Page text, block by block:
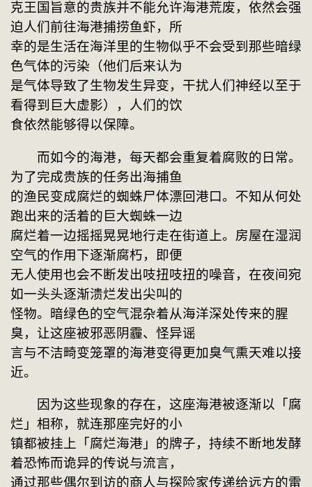
克王国旨意的贵族并不能允许海港荒废，依然会强
迫人们前往海港捕捞鱼虾，所
幸的是生活在海洋里的生物似乎不会受到那些暗绿
色气体的污染（他们后来认为
是气体导致了生物发生异变，干扰人们神经以至于
看得到巨大虚影），人们的饮
食依然能够得以保障。
而如今的海港，每天都会重复着腐败的日常。
为了完成贵族的任务出海捕鱼
的渔民变成腐烂的蜘蛛尸体漂回港口。不知从何处
跑出来的活着的巨大蜘蛛一边
腐烂着一边摇摇晃晃地行走在街道上。房屋在湿润
空气的作用下逐渐腐朽，即便
无人使用也会不断发出吱扭吱扭的噪音，在夜间宛
如一头头逐渐溃烂发出尖叫的
怪物。暗绿色的空气混杂着从海洋深处传来的腥
臭，让这座被邪恶阴霾、怪异谣
言与不洁畸变笼罩的海港变得更加臭气熏天难以接
近。
因为这些现象的存在，这座海港被逐渐以「腐
烂」相称，就连那座完好的小
镇都被挂上「腐烂海港」的牌子，持续不断地发酵
着恐怖而诡异的传说与流言，
通过那些偶尔到访的商人与探险家传递给远方的雷